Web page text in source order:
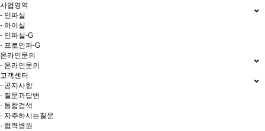
사업영역
- 인파실
- 하이실
- 인파실-G
- 프로인파-G
온라인문의
- 온라인문의
고객센터
- 공지사항
- 질문과답변
- 통합검색
- 자주하시는질문
- 협력병원